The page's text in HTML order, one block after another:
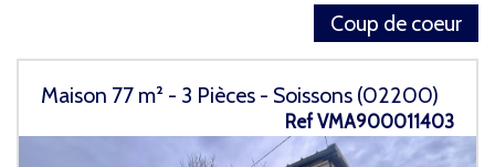
Coup de coeur
Maison 77 m² - 3 Pièces - Soissons (02200)
Ref VMA900011403